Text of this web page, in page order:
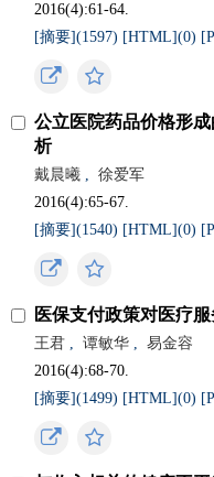
2016(4):61-64.
[摘要](1597) [HTML](0)
公立医院药品价格形
析
戴晨曦 ,
徐爱军
2016(4):65-67.
[摘要](1540) [HTML](0)
医保支付政策对医疗
王君 , 谭敏华 ,
易金容
2016(4):68-70.
[摘要](1499) [HTML](0)